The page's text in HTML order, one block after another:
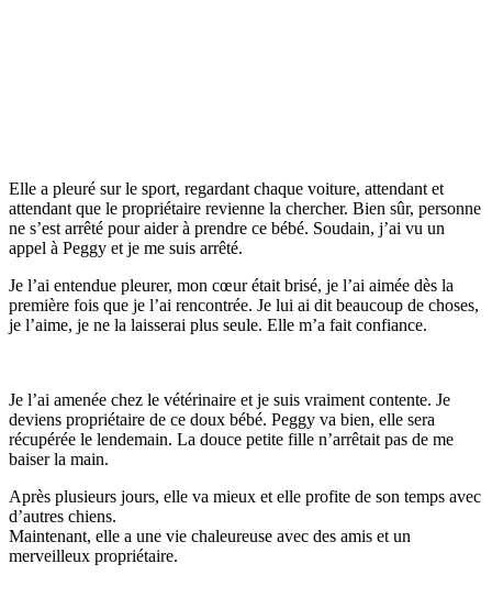
Elle a pleuré sur le sport, regardant chaque voiture, attendant et
attendant que le propriétaire revienne la chercher. Bien sûr, personne
ne s’est arrêté pour aider à prendre ce bébé. Soudain, j’ai vu un
appel à Peggy et je me suis arrêté.
Je l’ai entendue pleurer, mon cœur était brisé, je l’ai aimée dès la
première fois que je l’ai rencontrée. Je lui ai dit beaucoup de choses,
je l’aime, je ne la laisserai plus seule. Elle m’a fait confiance.
Je l’ai amenée chez le vétérinaire et je suis vraiment contente. Je
deviens propriétaire de ce doux bébé. Peggy va bien, elle sera
récupérée le lendemain. La douce petite fille n’arrêtait pas de me
baiser la main.
Après plusieurs jours, elle va mieux et elle profite de son temps avec
d’autres chiens.
Maintenant, elle a une vie chaleureuse avec des amis et un
merveilleux propriétaire.